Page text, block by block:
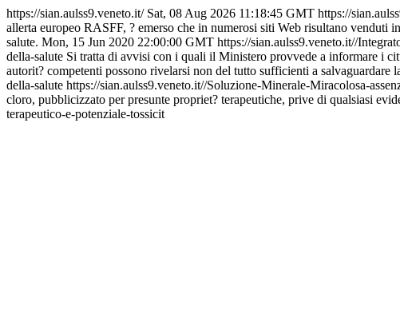
https://sian.aulss9.veneto.it/ Sat, 08 Aug 2026 11:18:45 GMT https://
allerta europeo RASFF, ? emerso che in numerosi siti Web risultano venduti
salute. Mon, 15 Jun 2020 22:00:00 GMT https://sian.aulss9.veneto.it//
della-salute Si tratta di avvisi con i quali il Ministero provvede a informare i
autorit? competenti possono rivelarsi non del tutto sufficienti a salvaguardare
della-salute https://sian.aulss9.veneto.it//Soluzione-Minerale-Miracolosa-
cloro, pubblicizzato per presunte propriet? terapeutiche, prive di qualsiasi
terapeutico-e-potenziale-tossicit